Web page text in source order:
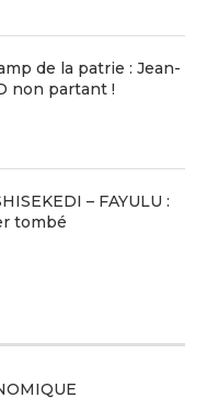
de la patrie : Jean-
non partant !
– FAYULU :
tombé